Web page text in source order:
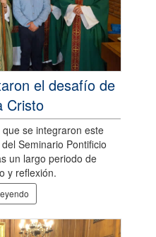
el desafío de
Cristo
se integraron este
Seminario Pontificio
un largo periodo de
y reflexión.